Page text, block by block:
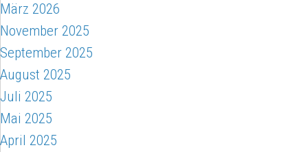
März 2026
November 2025
September 2025
August 2025
Juli 2025
Mai 2025
April 2025